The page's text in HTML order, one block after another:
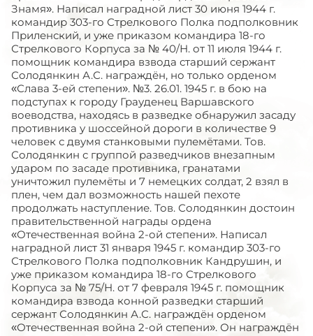
Знамя». Написал наградной лист 30 июня 1944 г.
командир 303-го Стрелкового Полка подполковник
Приленский, и уже приказом командира 18-го
Стрелкового Корпуса за № 40/Н. от 11 июля 1944 г.
помощник командира взвода старший сержант
Солодянкин А.С. награждён, но только орденом
«Слава 3-ей степени». №3. 26.01. 1945 г. в бою на
подступах к городу Грауденец Варшавского
воеводства, находясь в разведке обнаружил засаду
противника у шоссейной дороги в количестве 9
человек с двумя станковыми пулемётами. Тов.
Солодянкин с группой разведчиков внезапным
ударом по засаде противника, гранатами
уничтожил пулемёты и 7 немецких солдат, 2 взял в
плен, чем дал возможность нашей пехоте
продолжать наступление. Тов. Солодянкин достоин
правительственной награды ордена
«Отечественная война 2-ой степени». Написал
наградной лист 31 января 1945 г. командир 303-го
Стрелкового Полка подполковник Кандрушин, и
уже приказом командира 18-го Стрелкового
Корпуса за № 75/Н. от 7 февраля 1945 г. помощник
командира взвода конной разведки старший
сержант Солодянкин А.С. награждён орденом
«Отечественная война 2-ой степени». Он награждён